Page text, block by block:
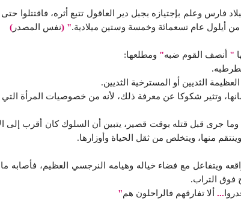
فارس وعلم بإجتيازه بجبل دير العاقول تتبع أثره،
من أيلول عام تسعمائة وخمسة وستين ميلادية."
(نفس المصدر)
" أنصف القوم ضبه" ومطلعها:
الثديين أو المسترخية الثديين.
وتثير شكوكا عن معرفة ذلك، لأنه من خصوصيات المرأة التي لا
وما جرى قبل قتله بوقت قصير، يتبين أن السلوك كان أقرب إلى
منها، ويتخلص من ثقل الحياة وأوزارها.
ويتفاعل مع فضاء خياله وهيامه النرجسي العظيم، فأصابه
فوق التراب.
... ألا تفارقهم فالراحلون هم"